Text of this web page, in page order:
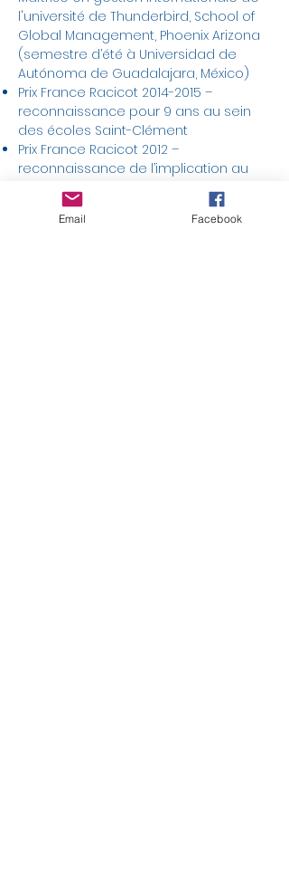
l'université de Thunderbird, School of
Global Management, Phoenix Arizona
(semestre d’été à Universidad de
Autónoma de Guadalajara, México)
Prix France Racicot 2014-2015 –
reconnaissance pour 9 ans au sein
des écoles Saint-Clément
Prix France Racicot 2012 –
reconnaissance de l’implication au
sein de la Fondation Saint-Clément
Finaliste au Prix Margaux de la CSMB –
Juin 2012Email Facebook